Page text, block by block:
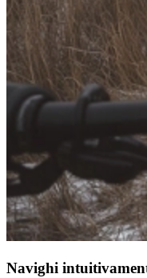
Navighi